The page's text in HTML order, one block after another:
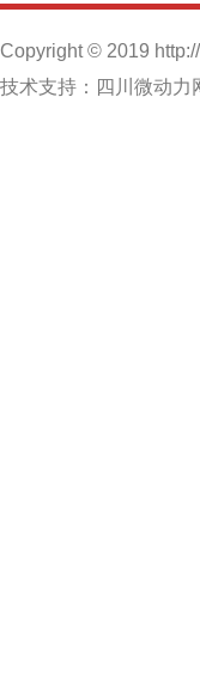
Copyright © 2019
技术支持：四川微动力